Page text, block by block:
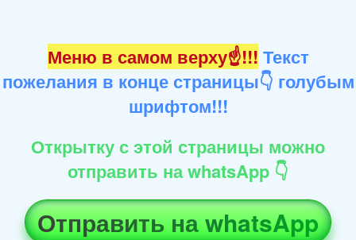
Меню в самом верху☝!!! Текст
пожелания в конце страницы👇 голубым
шрифтом!!!
Открытку с этой страницы можно
отправить на whatsApp 👇
Отправить на whatsApp